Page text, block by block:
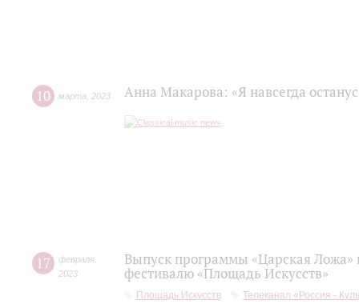
10 марта 2023 Анна Макарова: «Я навсегда
17 февраля
2023
Выпуск программы «Царская
фестивалю «Площадь Искусств»
Площадь Искусств Телеканал «Россия -